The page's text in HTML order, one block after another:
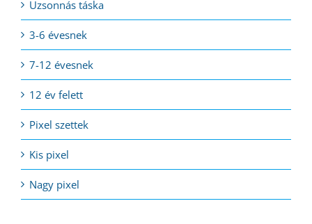
Uzsonnás táska
3-6 évesnek
7-12 évesnek
12 év felett
Pixel szettek
Kis pixel
Nagy pixel